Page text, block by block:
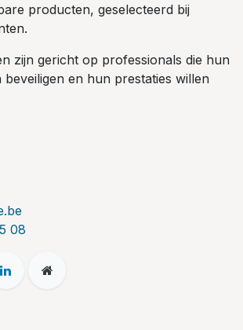
producten, geselecteerd bij
zijn gericht op professionals die hun
beveiligen en hun prestaties willen
08